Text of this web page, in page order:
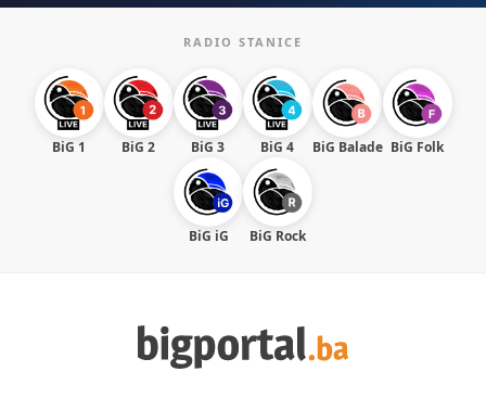
RADIO STANICE
BiG 1 BiG 2 BiG 3 BiG 4 BiG Balade BiG Folk
BiG iG BiG Rock